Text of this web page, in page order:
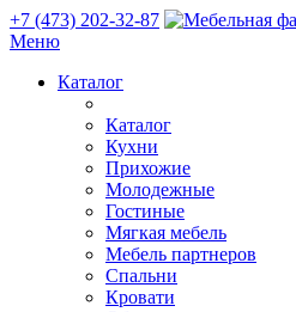
+7 (473) 202-32-87
Меню
Каталог
Каталог
Кухни
Прихожие
Молодежные
Гостиные
Мягкая мебель
Мебель партнеров
Спальни
Кровати